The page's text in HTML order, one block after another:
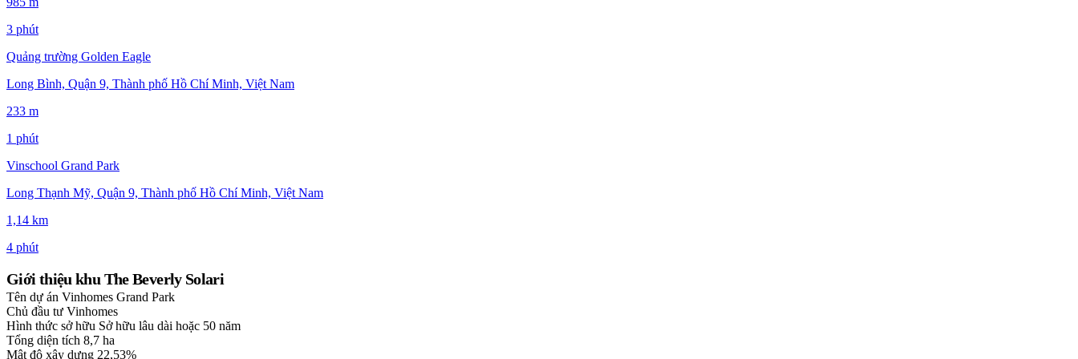
3 phút
Quảng trường Golden Eagle
Long Bình, Quận 9, Thành phố Hồ Chí Minh, Việt Nam
233 m
1 phút
Vinschool Grand Park
Long Thạnh Mỹ, Quận 9, Thành phố Hồ Chí Minh, Việt Nam
1,14 km
4 phút
Giới thiệu khu The Beverly Solari
Tên dự án Vinhomes Grand Park
Chủ đầu tư Vinhomes
Hình thức sở hữu Sở hữu lâu dài hoặc 50 năm
Tổng diện tích 8,7 ha
Mật độ xây dựng 22,53%